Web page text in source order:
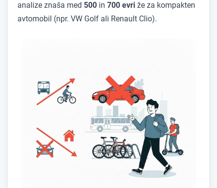
analize znaša med 500 in 700 evri že za kompakten
avtomobil (npr. VW Golf ali Renault Clio).